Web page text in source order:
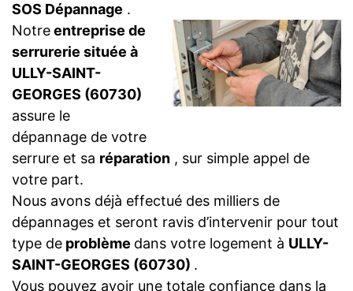
SOS Dépannage .
Notreentreprise de
serrurerie située à
ULLY-SAINT-
GEORGES (60730)
assure le
dépannage de votre
serrure et sa réparation , sur simple appel de
votre part.
Nous avons déjà effectué des milliers de
dépannages et seront ravis d’intervenir pour tout
type de problème dans votre logement à ULLY-
SAINT-GEORGES (60730) .
Vous pouvez avoir une totale confiance dans la